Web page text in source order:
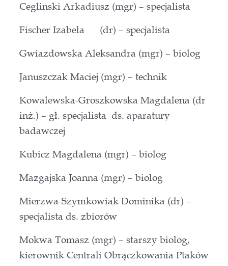
Ceglinski Arkadiusz (mgr) – specjalista
Fischer Izabela (dr) – specjalista
Gwiazdowska Aleksandra (mgr) – biolog
Januszczak Maciej (mgr) – technik
Kowalewska-Groszkowska Magdalena (dr
inż.) – gł. specjalista ds. aparatury
badawczej
Kubicz Magdalena (mgr) – biolog
Mazgajska Joanna (mgr) – biolog
Mierzwa-Szymkowiak Dominika (dr) –
specjalista ds. zbiorów
Mokwa Tomasz (mgr) – starszy biolog,
kierownik Centrali Obrączkowania Ptaków